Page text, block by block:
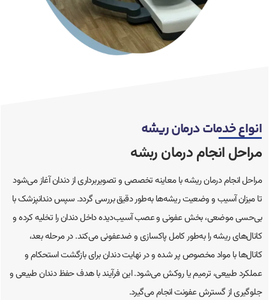
انواع خدمات درمان ریشه
مراحل انجام درمان ربشه
مراحل انجام درمان ریشه با معاینه تخصصی و تصویربرداری از دندان آغاز می‌شود
تا میزان آسیب و وضعیت ریشه‌ها به‌طور دقیق بررسی گردد. سپس دندانپزشک با
بی‌حسی موضعی، بخش عفونی و عصب آسیب‌دیده داخل دندان را تخلیه کرده و
کانال‌های ریشه را به‌طور کامل پاکسازی و ضدعفونی می‌کند. در مرحله بعد،
کانال‌ها با مواد مخصوص پر شده و در نهایت دندان برای بازگشت استحکام و
عملکرد طبیعی، ترمیم یا روکش می‌شود. این فرآیند با هدف حفظ دندان طبیعی و
جلوگیری از گسترش عفونت انجام می‌گیرد.